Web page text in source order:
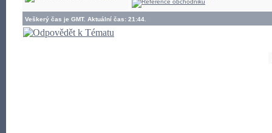
Veškerý čas je GMT. Aktuální čas: 21:44.